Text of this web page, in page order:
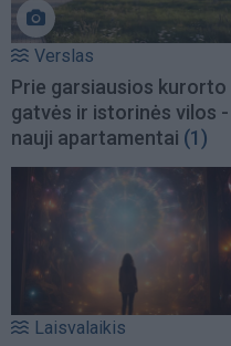
Verslas
Prie garsiausios kurorto
gatvės ir istorinės vilos -
nauji apartamentai (1)
Laisvalaikis